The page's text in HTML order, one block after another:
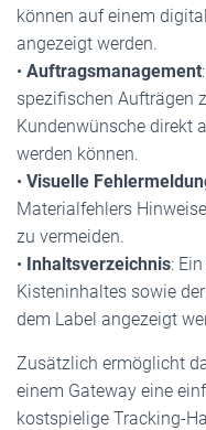
können auf einem
angezeigt werden.
• Auftragsmanagement
spezifischen Aufträgen
Kundenwünsche direkt
werden können.
• Visuelle
Materialfehlers
zu vermeiden.
• Inhaltsverzeichnis:
Kisteninhaltes sowie
dem Label angezeigt
Zusätzlich ermöglicht
einem Gateway eine
kostspielige Tracking-